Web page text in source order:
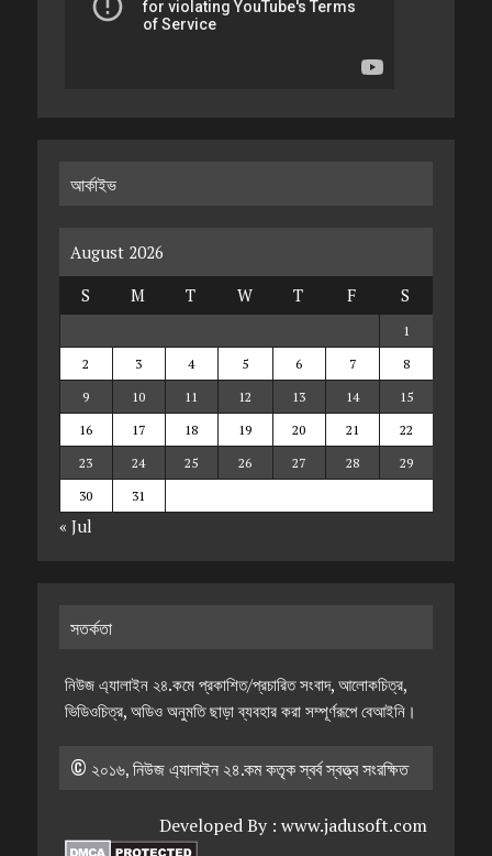
আর্কাইভ
August 2026
S
M T W T F S
1
2
3 4 5 6 7
8
9
10 11 12 13 14
15
16
17 18 19 20 21
22
23
24 25 26 27 28
29
30
31
« Jul
সতর্কতা
নিউজ এ্যালাইন ২৪.কমে প্রকাশিত/প্রচারিত সংবাদ, আলোকচিত্র,
ভিডিওচিত্র, অডিও অনুমতি ছাড়া ব্যবহার করা সম্পূর্ণরূপে বেআইনি।
© ২০১৬, নিউজ এ্যালাইন ২৪.কম কতৃক স্বর্ব স্বত্ত্ব সংরক্ষিত
Developed By :www.jadusoft.com